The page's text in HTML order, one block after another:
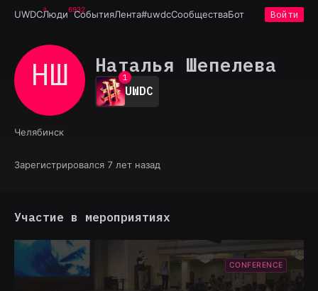
UWDCЛюди6932
СобытияЛента#uwdcСообществаБот Войти
НШ Наталья Шепелева
0
1
2
3
7
UWDC
Челябинск
Зарегистрировался 7 лет назад
Участие в мероприятиях
CONFERENCE